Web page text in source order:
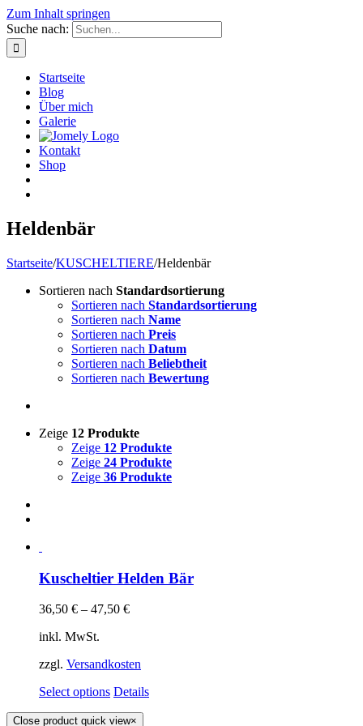
Zum Inhalt springen
Suche nach:
Startseite
Blog
Über mich
Galerie
Kontakt
Shop
Heldenbär
Startseite/KUSCHELTIERE/Heldenbär
Sortieren nach Standardsortierung
Sortieren nach Standardsortierung
Sortieren nach Name
Sortieren nach Preis
Sortieren nach Datum
Sortieren nach Beliebtheit
Sortieren nach Bewertung
Zeige 12 Produkte
Zeige 12 Produkte
Zeige 24 Produkte
Zeige 36 Produkte
Kuscheltier Helden Bär
36,50 € – 47,50 €
inkl. MwSt.
zzgl. Versandkosten
Select options Details
Close product quick view×